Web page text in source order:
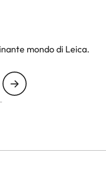
mondo di Leica.